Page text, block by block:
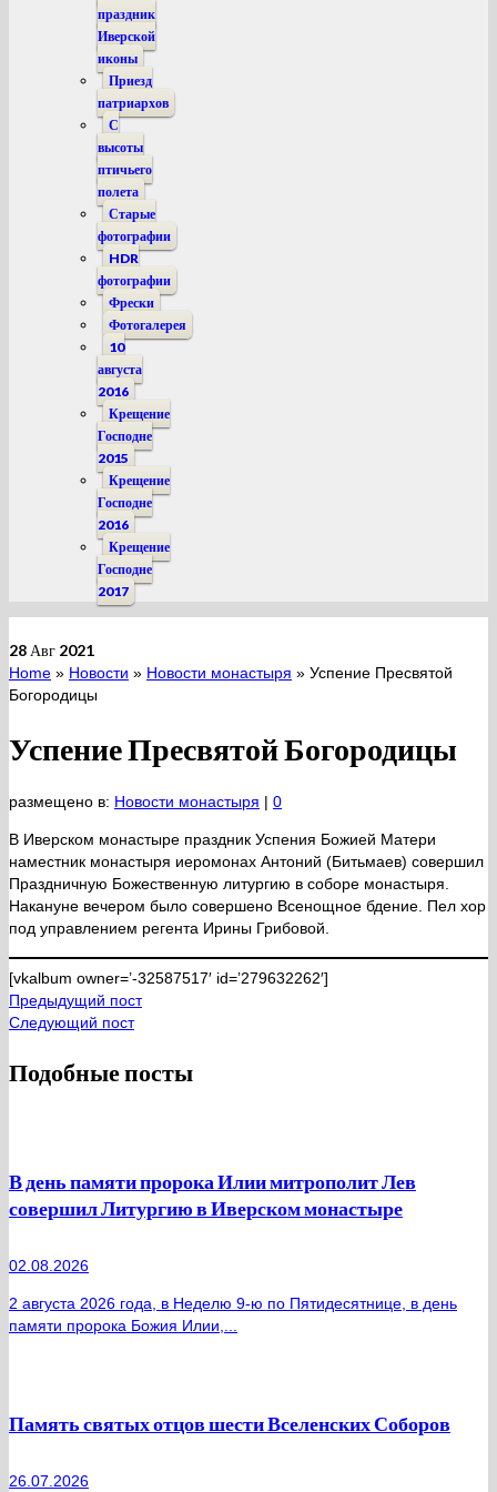
праздник
Иверской
иконы
Приезд
патриархов
С
высоты
птичьего
полета
Старые
фотографии
HDR
фотографии
Фрески
Фотогалерея
10
августа
2016
Крещение
Господне
2015
Крещение
Господне
2016
Крещение
Господне
2017
28 Авг 2021
Home » Новости » Новости монастыря » Успение Пресвятой
Богородицы
Успение Пресвятой Богородицы
размещено в: Новости монастыря | 0
В Иверском монастыре праздник Успения Божией Матери
наместник монастыря иеромонах Антоний (Битьмаев) совершил
Праздничную Божественную литургию в соборе монастыря.
Накануне вечером было совершено Всенощное бдение. Пел хор
под управлением регента Ирины Грибовой.
[vkalbum owner=’-32587517′ id=’279632262′]
Предыдущий пост
Следующий пост
Подобные посты
В день памяти пророка Илии митрополит Лев
совершил Литургию в Иверском монастыре
02.08.2026
2 августа 2026 года, в Неделю 9-ю по Пятидесятнице, в день
памяти пророка Божия Илии,...
Память святых отцов шести Вселенских Соборов
26.07.2026